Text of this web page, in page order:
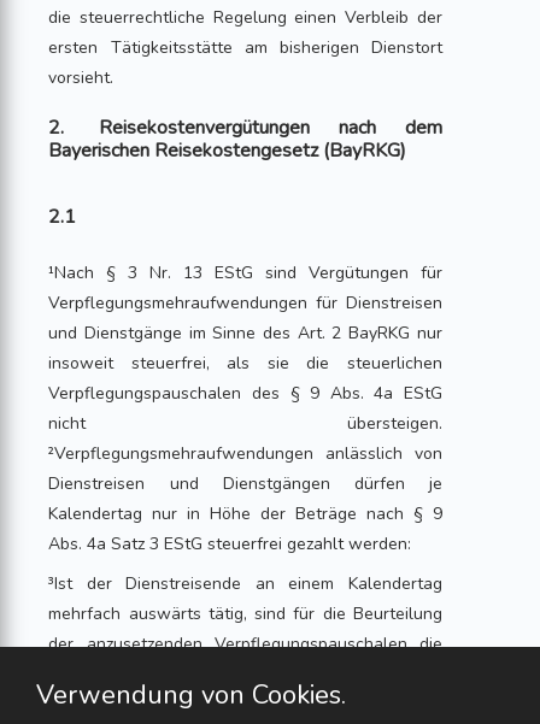
die steuerrechtliche Regelung einen Verbleib der
ersten Tätigkeitsstätte am bisherigen Dienstort
vorsieht.
2. Reisekostenvergütungen nach dem
Bayerischen Reisekostengesetz (BayRKG)
2.1
¹Nach § 3 Nr. 13 EStG sind Vergütungen für
Verpflegungsmehraufwendungen für Dienstreisen
und Dienstgänge im Sinne des Art. 2 BayRKG nur
insoweit steuerfrei, als sie die steuerlichen
Verpflegungspauschalen des § 9 Abs. 4a EStG
nicht übersteigen.
²Verpflegungsmehraufwendungen anlässlich von
Dienstreisen und Dienstgängen dürfen je
Kalendertag nur in Höhe der Beträge nach § 9
Abs. 4a Satz 3 EStG steuerfrei gezahlt werden:
³Ist der Dienstreisende an einem Kalendertag
mehrfach auswärts tätig, sind für die Beurteilung
der anzusetzenden Verpflegungspauschalen die
einen Kalendertag, der sowohl eine eintägige
Verwendung von Cookies.